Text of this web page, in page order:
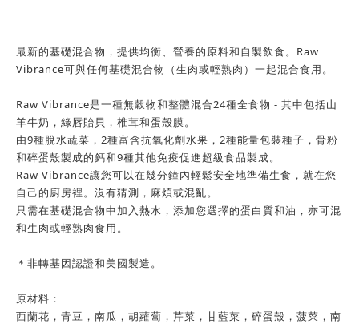
最新的基礎混合物，提供均衡、營養的原料和自製飲食。Raw
Vibrance可與任何基礎混合物（生肉或輕熟肉）一起混合食用。
Raw Vibrance是一種無穀物和整體混合24種全食物 - 其中包括山
羊牛奶，綠唇貽貝，椎茸和蛋殼膜。
由9種脫水蔬菜，2種富含抗氧化劑水果，2種能量包裝種子，骨粉
和碎蛋殼製成的鈣和9種其他免疫促進超級食品製成。
Raw Vibrance讓您可以在幾分鐘內輕鬆安全地準備生食，就在您
自己的廚房裡。沒有猜測，麻煩或混亂。
只需在基礎混合物中加入熱水，添加您選擇的蛋白質和油，亦可混
和生肉或輕熟肉食用。
＊非轉基因認證和美國製造。
原材料：
西蘭花，青豆，南瓜，胡蘿蔔，芹菜，甘藍菜，碎蛋殼，菠菜，南